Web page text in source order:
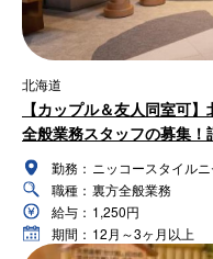
北海道
【カップル＆友人同室可
全般業務スタッフの募集！
勤務： ニッコースタイル
職種： 裏方全般業務
給与： 1,250円
期間： 12月～3ヶ月以上